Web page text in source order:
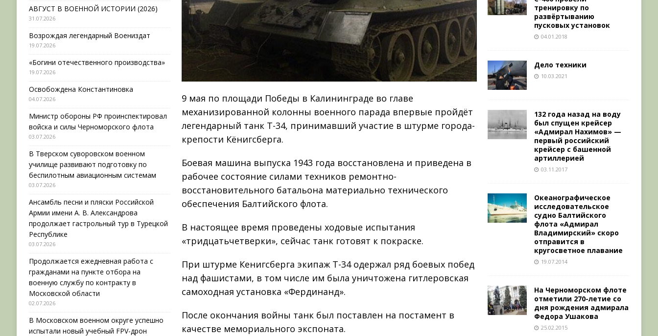
9 мая по площади Победы в Калининграде во главе
механизированной колонны военного парада впервые пройдёт
легендарный танк Т-34, принимавший участие в штурме города-
крепости Кёнигсберга.
Боевая машина выпуска 1943 года восстановлена и приведена в
рабочее состояние силами техников ремонтно-
восстановительного батальона материально технического
обеспечения Балтийского флота.
В настоящее время проведены ходовые испытания
«тридцатьчетверки», сейчас танк готовят к покраске.
При штурме Кенигсберга экипаж Т-34 одержал ряд боевых побед
над фашистами, в том числе им была уничтожена гитлеровская
самоходная установка «Фердинанд».
После окончания войны танк был поставлен на постамент в
качестве мемориального экспоната.
АВГУСТ В ВОЕННОЙ ИСТОРИИ (2026)
31.07.2026
Возрождая легендарный Воениздат
19.07.2026
«Богини отечественного производства»
19.07.2026
Освобождена Константиновка
04.07.2026
Министр обороны РФ проинспектировал
войска и силы Черноморского флота
03.07.2026
В Тверском суворовском военном
училище развивают подготовку по
беспилотным авиационным системам
03.07.2026
Ансамбль песни и пляски Российской
Армии имени А. В. Александрова
продолжает гастрольный тур в Турецкой
Республике
03.07.2026
Продолжается ежедневная работа с
гражданами на пункте отбора на
военную службу по контракту в
Московской области
02.07.2026
В Московском военном округе успешно
испытали новый учебный FPV-дрон
тренировку по
развёртыванию
пусковых установок
04.01.2018
Дело техники
10.03.2021
132 года назад на воду
был спущен крейсер
«Адмирал Нахимов» —
первый российский
крейсер с башенной
артиллерией
03.11.2017
Океанографическое
исследовательское
судно Балтийского
флота «Адмирал
Владимирский» скоро
отправится в
кругосветное плавание
19.07.2014
На Черноморском флоте
отметили 270-летие со
дня рождения адмирала
Федора Ушакова
25.02.2015